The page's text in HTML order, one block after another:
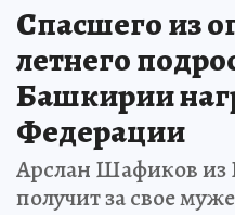
Спасшего из
летнего
Башкирии
Федерации
Арслан Шафиков из
получит за свое